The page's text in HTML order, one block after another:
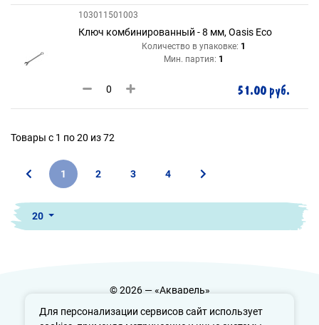
Для персонализации сервисов сайт использует
103011501003
Ключ комбинированный - 8 мм, Oasis Eco
Количество в упаковке: 1
Мин. партия: 1
51.00 руб.
Товары с 1 по 20 из 72
1 2 3 4
20
© 2026 — «Акварель»
Политика конфиденциальности